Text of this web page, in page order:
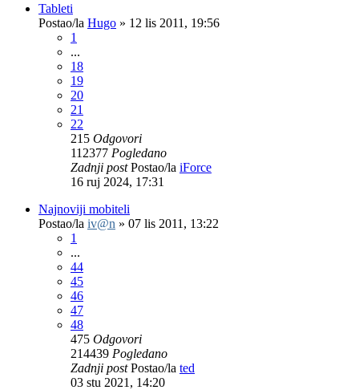
Tableti
Postao/la Hugo » 12 lis 2011, 19:56
1
...
18
19
20
21
22
215 Odgovori
112377 Pogledano
Zadnji postPostao/la iForce
16 ruj 2024, 17:31
Najnoviji mobiteli
Postao/la iv@n » 07 lis 2011, 13:22
1
...
44
45
46
47
48
475 Odgovori
214439 Pogledano
Zadnji postPostao/la ted
03 stu 2021, 14:20